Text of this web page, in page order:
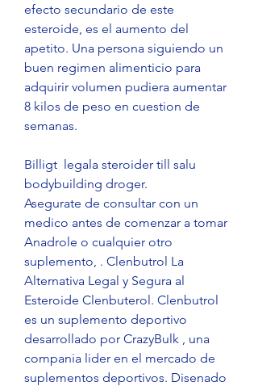
efecto secundario de este
esteroide, es el aumento del
apetito. Una persona siguiendo un
buen regimen alimenticio para
adquirir volumen pudiera aumentar
8 kilos de peso en cuestion de
semanas.
Billigt  legala steroider till salu
bodybuilding droger.
Asegurate de consultar con un
medico antes de comenzar a tomar
Anadrole o cualquier otro
suplemento, . Clenbutrol La
Alternativa Legal y Segura al
Esteroide Clenbuterol. Clenbutrol
es un suplemento deportivo
desarrollado por CrazyBulk , una
compania lider en el mercado de
suplementos deportivos. Disenado